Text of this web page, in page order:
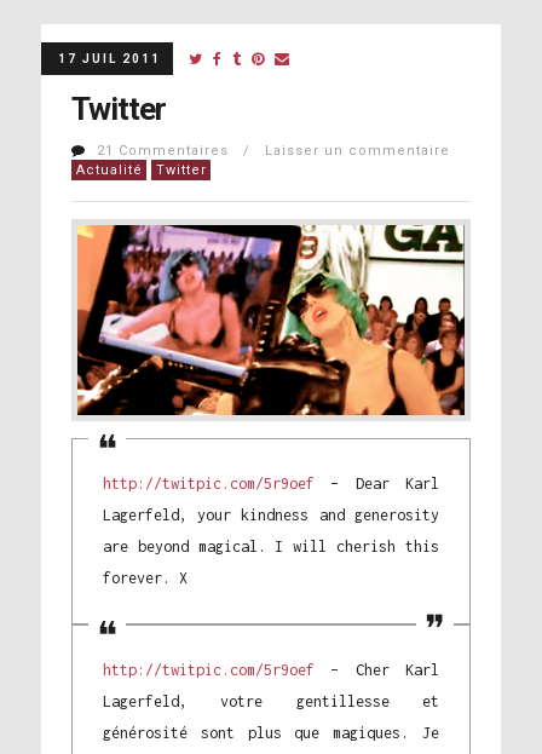
17 JUIL 2011
Twitter
21 Commentaires / Laisser un commentaire
Actualité
Twitter
http://twitpic.com/5r9oef – Dear Karl
Lagerfeld, your kindness and generosity
are beyond magical. I will cherish this
forever. X
http://twitpic.com/5r9oef – Cher Karl
Lagerfeld, votre gentillesse et
générosité sont plus que magiques. Je